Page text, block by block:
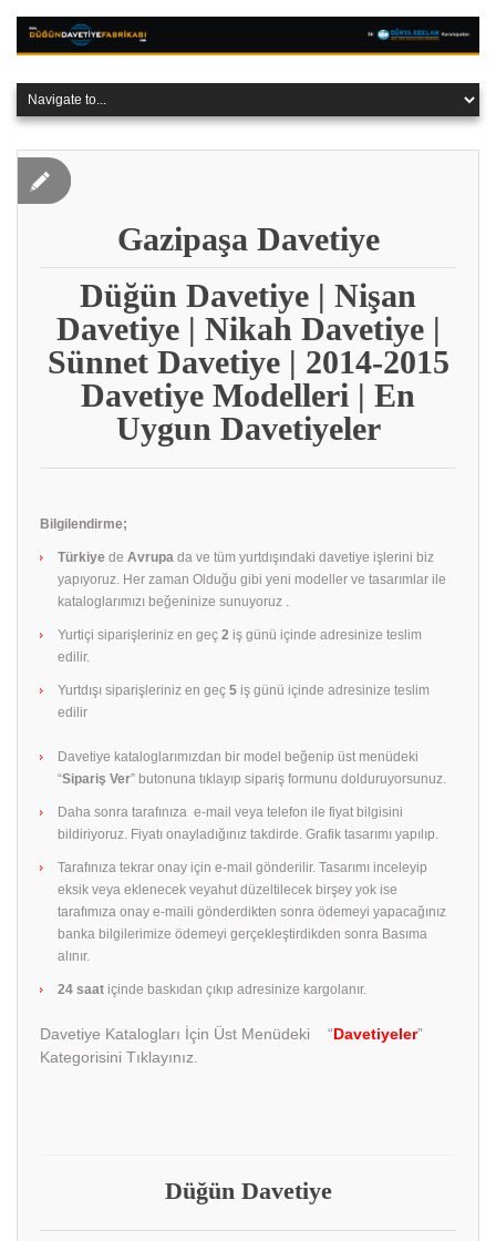
Gazipaşa Davetiye
Düğün Davetiye | Nişan
Davetiye | Nikah Davetiye |
Sünnet Davetiye | 2014-2015
Davetiye Modelleri | En
Uygun Davetiyeler
Bilgilendirme;
Türkiye de Avrupa da ve tüm yurtdışındaki davetiye işlerini biz
yapıyoruz. Her zaman Olduğu gibi yeni modeller ve tasarımlar ile
kataloglarımızı beğeninize sunuyoruz .
Yurtiçi siparişleriniz en geç 2 iş günü içinde adresinize teslim
edilir.
Yurtdışı siparişleriniz en geç 5 iş günü içinde adresinize teslim
edilir
Davetiye kataloglarımızdan bir model beğenip üst menüdeki
“Sipariş Ver” butonuna tıklayıp sipariş formunu dolduruyorsunuz.
Daha sonra tarafınıza e-mail veya telefon ile fiyat bilgisini
bildiriyoruz. Fiyatı onayladığınız takdirde. Grafik tasarımı yapılıp.
Tarafınıza tekrar onay için e-mail gönderilir. Tasarımı inceleyip
eksik veya eklenecek veyahut düzeltilecek birşey yok ise
tarafımıza onay e-maili gönderdikten sonra ödemeyi yapacağınız
banka bilgilerimize ödemeyi gerçekleştirdikden sonra Basıma
alınır.
24 saat içinde baskıdan çıkıp adresinize kargolanır.
Davetiye Katalogları İçin Üst Menüdeki “Davetiyeler”
Kategorisini Tıklayınız.
Düğün Davetiye